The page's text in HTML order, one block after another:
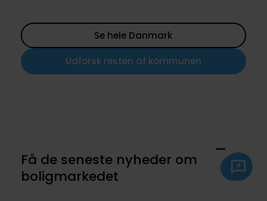
Se hele Danmark
Udforsk resten af kommunen
Få de seneste nyheder om
boligmarkedet